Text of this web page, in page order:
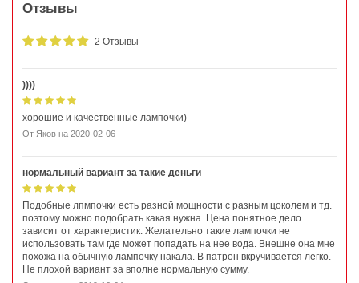
Отзывы
2 Отзывы
))))
хорошие и качественные лампочки)
От Яков на 2020-02-06
нормальный вариант за такие деньги
Подобные лпмпочки есть разной мощности с разным цоколем и тд.
поэтому можно подобрать какая нужна. Цена понятное дело
зависит от характеристик. Желательно такие лампочки не
использовать там где может попадать на нее вода. Внешне она мне
похожа на обычную лампочку накала. В патрон вкручивается легко.
Не плохой вариант за вполне нормальную сумму.